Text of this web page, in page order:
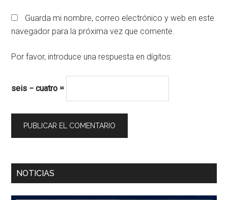
Guarda mi nombre, correo electrónico y web en este
navegador para la próxima vez que comente.
Por favor, introduce una respuesta en dígitos:
seis − cuatro =
Barra
NOTICIAS